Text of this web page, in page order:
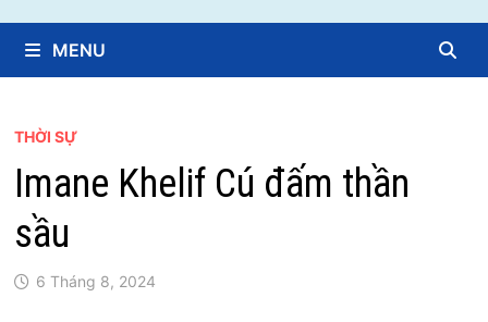
MENU
THỜI SỰ
Imane Khelif Cú đấm thần
sầu
6 Tháng 8, 2024